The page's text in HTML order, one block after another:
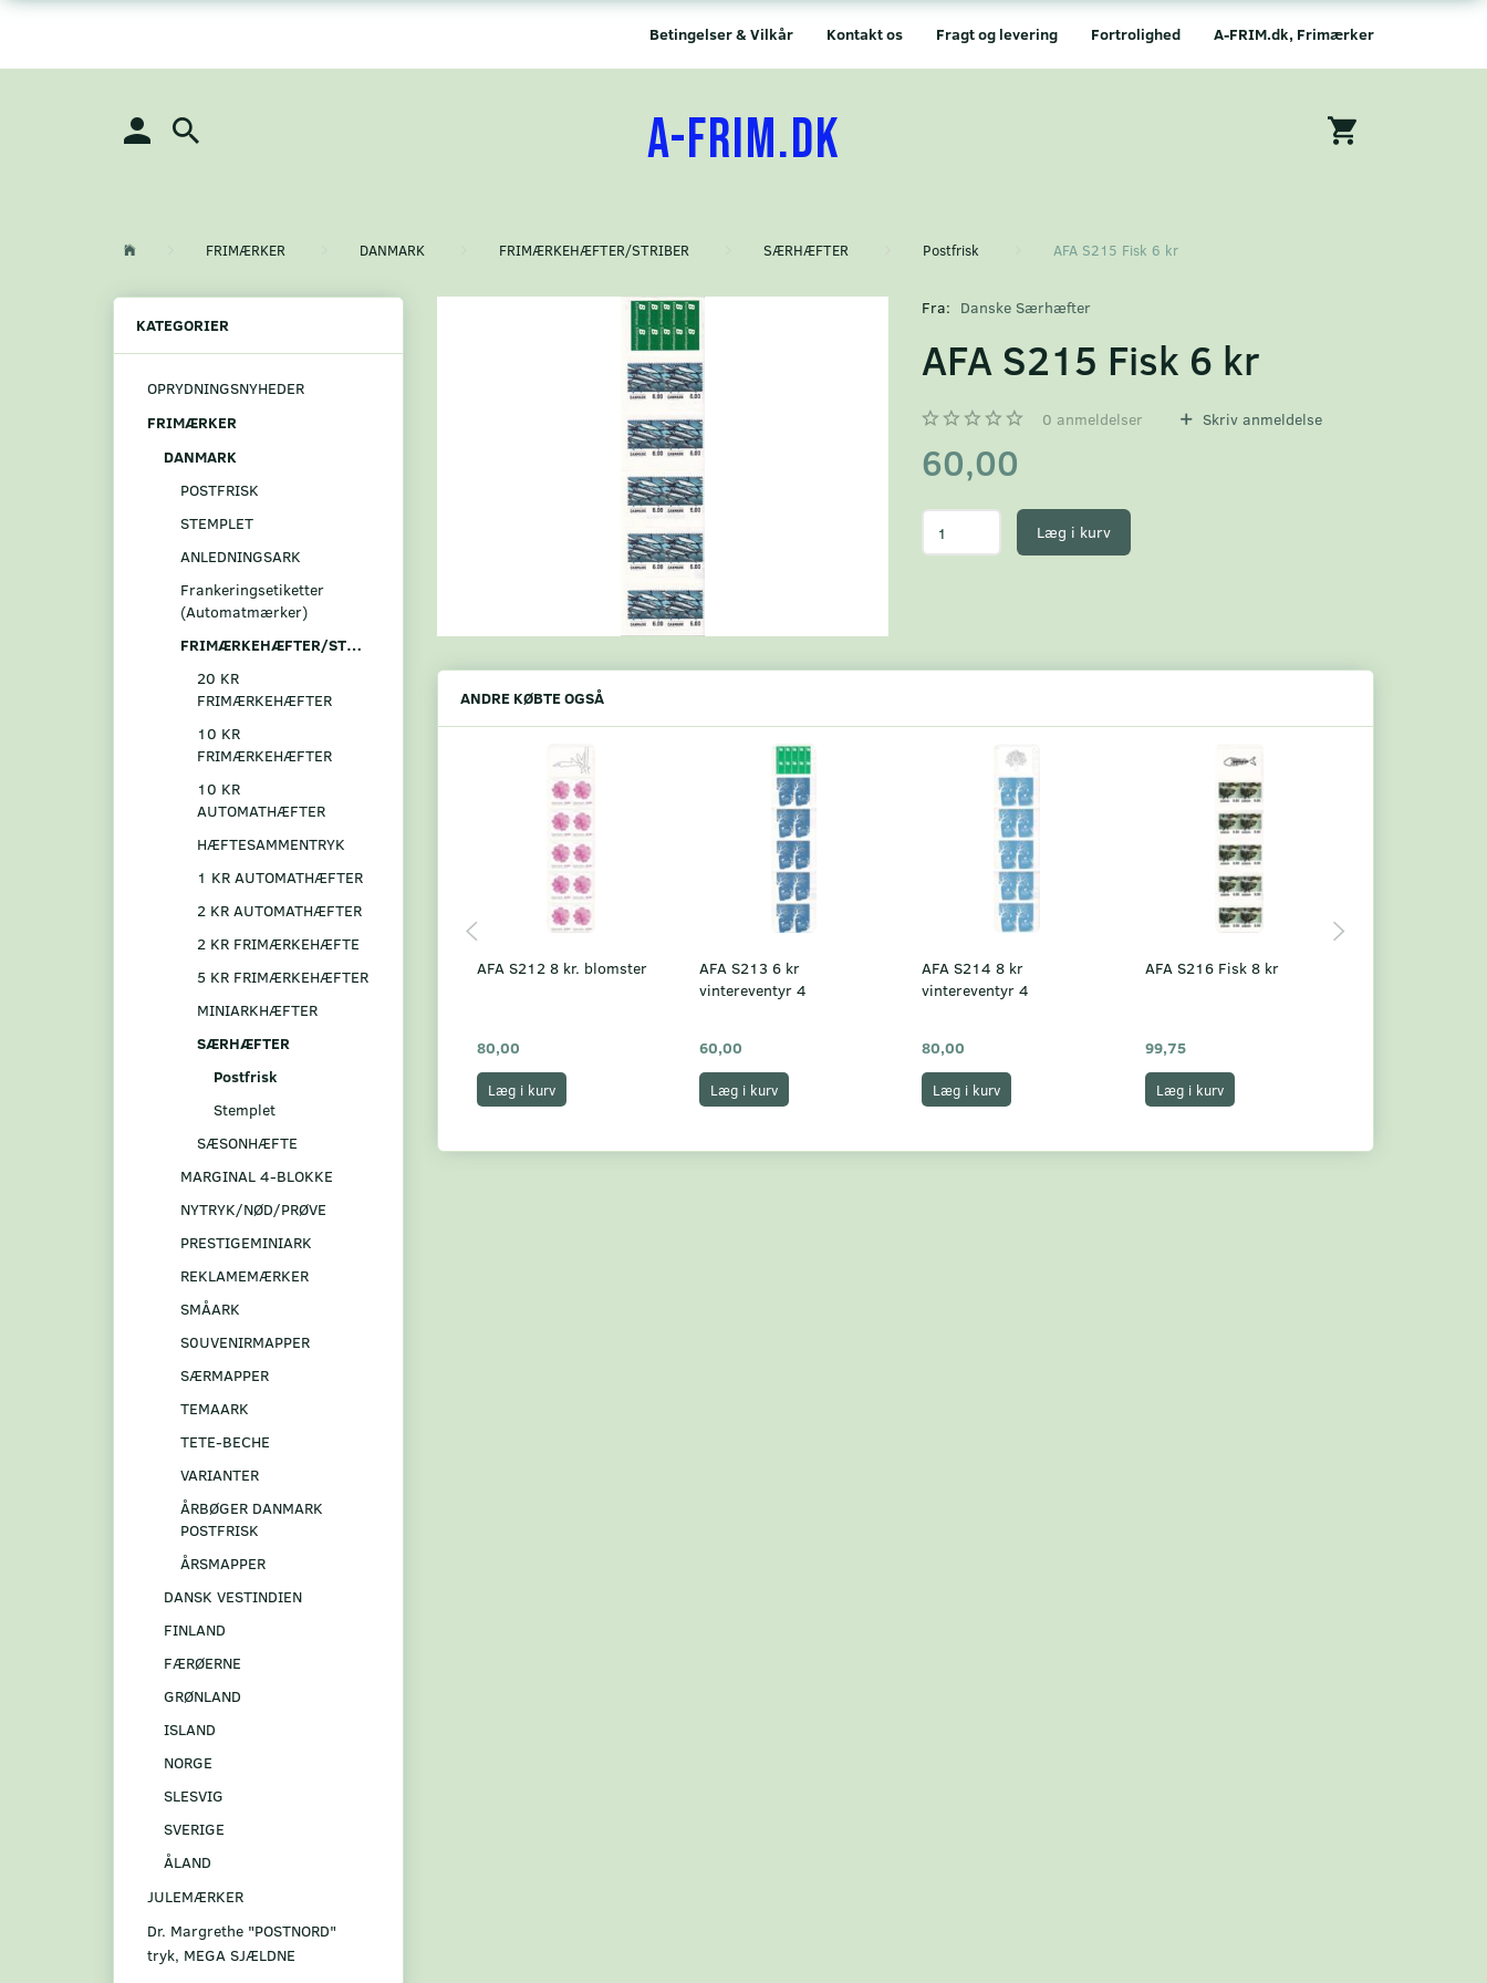
A-FRIM.dk, Frimærker
Fortrolighed
Fragt og levering
Kontakt os
Betingelser & Vilkår
A-FRIM.DK
FRIMÆRKER DANMARK FRIMÆRKEHÆFTER/STRIBER SÆRHÆFTER Postfrisk AFA S215 Fisk 6 kr
KATEGORIER
OPRYDNINGSNYHEDER
FRIMÆRKER
DANMARK
POSTFRISK
STEMPLET
ANLEDNINGSARK
Frankeringsetiketter
(Automatmærker)
FRIMÆRKEHÆFTER/STRIBER
20 KR
FRIMÆRKEHÆFTER
10 KR
FRIMÆRKEHÆFTER
10 KR
AUTOMATHÆFTER
HÆFTESAMMENTRYK
1 KR AUTOMATHÆFTER
2 KR AUTOMATHÆFTER
2 KR FRIMÆRKEHÆFTE
5 KR FRIMÆRKEHÆFTER
MINIARKHÆFTER
SÆRHÆFTER
Postfrisk
Stemplet
SÆSONHÆFTE
MARGINAL 4-BLOKKE
NYTRYK/NØD/PRØVE
PRESTIGEMINIARK
REKLAMEMÆRKER
SMÅARK
S0UVENIRMAPPER
SÆRMAPPER
TEMAARK
TETE-BECHE
VARIANTER
ÅRBØGER DANMARK
POSTFRISK
ÅRSMAPPER
DANSK VESTINDIEN
FINLAND
FÆRØERNE
GRØNLAND
ISLAND
NORGE
SLESVIG
SVERIGE
ÅLAND
JULEMÆRKER
Dr. Margrethe "POSTNORD"
tryk, MEGA SJÆLDNE
Fra: Danske Særhæfter
AFA S215 Fisk 6 kr
0 anmeldelser Skriv anmeldelse
60,00
Læg i kurv
ANDRE KØBTE OGSÅ
AFA S212 8 kr. blomster
80,00
Læg i kurv
AFA S213 6 kr
vintereventyr 4
60,00
Læg i kurv
AFA S214 8 kr
vintereventyr 4
80,00
Læg i kurv
AFA S216 Fisk 8 kr
99,75
Læg i kurv